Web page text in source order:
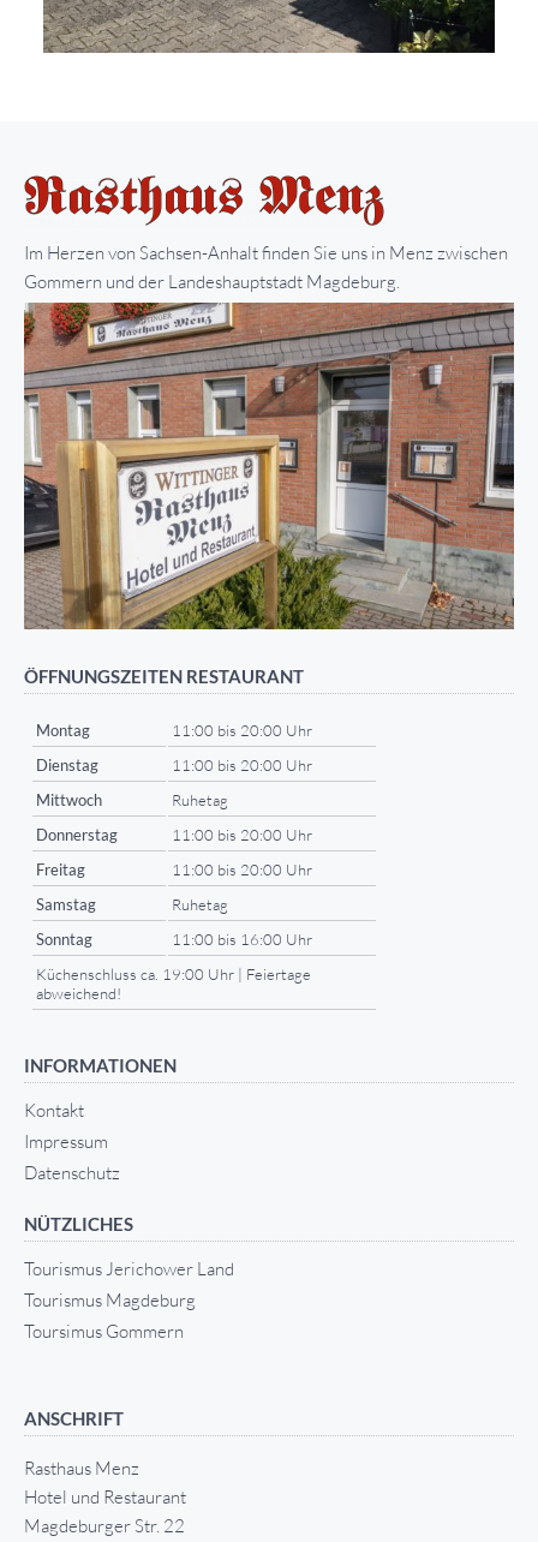
Im Herzen von Sachsen-Anhalt finden Sie uns in Menz zwischen
Gommern und der Landeshauptstadt Magdeburg.
ÖFFNUNGSZEITEN RESTAURANT
Montag
11:00 bis 20:00 Uhr
Dienstag
11:00 bis 20:00 Uhr
Mittwoch
Ruhetag
Donnerstag
11:00 bis 20:00 Uhr
Freitag
11:00 bis 20:00 Uhr
Samstag
Ruhetag
Sonntag
11:00 bis 16:00 Uhr
Küchenschluss ca. 19:00 Uhr | Feiertage
abweichend!
INFORMATIONEN
Kontakt
Impressum
Datenschutz
NÜTZLICHES
Tourismus Jerichower Land
Tourismus Magdeburg
Toursimus Gommern
ANSCHRIFT
Rasthaus Menz
Hotel und Restaurant
Magdeburger Str. 22